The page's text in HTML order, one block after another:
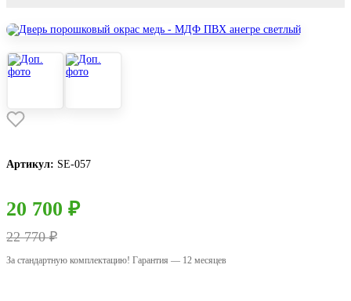
Артикул: SE-057
20 700 ₽
22 770 ₽
За стандартную комплектацию! Гарантия — 12 месяцев